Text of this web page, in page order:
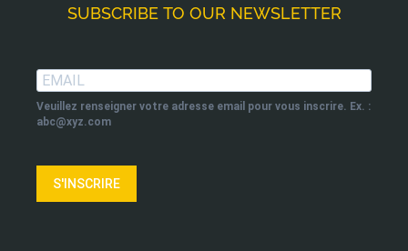
SUBSCRIBE TO OUR NEWSLETTER
Veuillez renseigner votre adresse email pour vous inscrire. Ex. :
abc@xyz.com
S'INSCRIRE